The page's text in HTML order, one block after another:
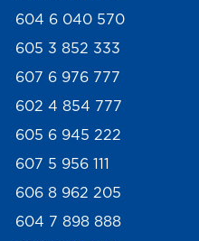
604 6 040 570
605 3 852 333
607 6 976 777
602 4 854 777
605 6 945 222
607 5 956 111
606 8 962 205
604 7 898 888